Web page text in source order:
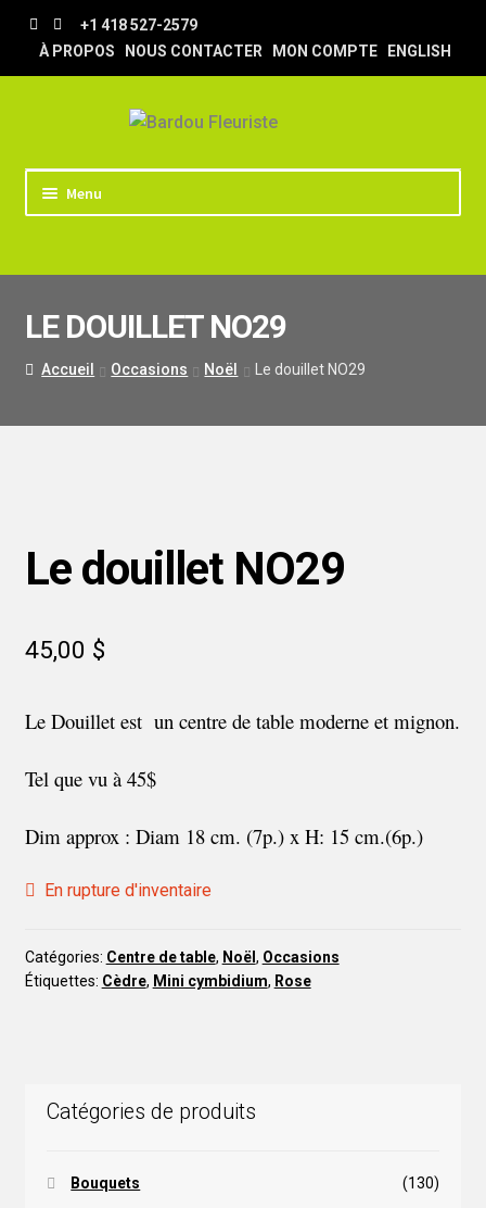
Aller
la
Aller
au
contenu
+1 418 527-2579
À PROPOS
NOUS CONTACTER MON COMPTE ENGLISH
Menu
TRUCS & ASTUCES
LIVRAISON
LE DOUILLET NO29
Accueil Occasions Noël Le douillet NO29
Le douillet NO29
45,00 $
Le Douillet est un centre de table moderne et mignon.
Tel que vu à 45$
Dim approx : Diam 18 cm. (7p.) x H: 15 cm.(6p.)
En rupture d'inventaire
Catégories: Centre de table, Noël , Occasions
Étiquettes: Cèdre, Mini cymbidium, Rose
Catégories de produits
Bouquets (130)